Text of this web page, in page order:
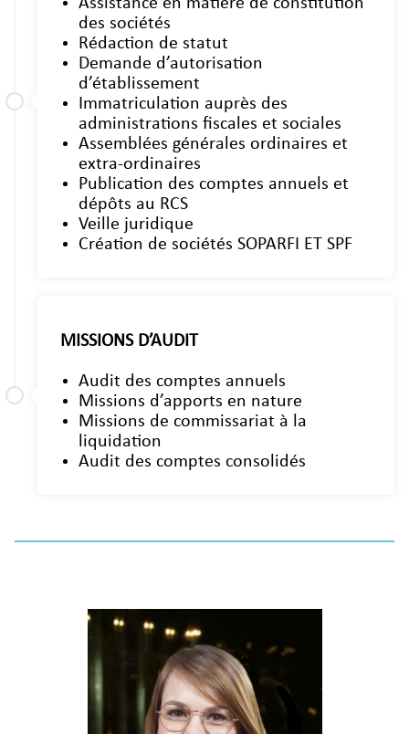
Assistance en matière de constitution
des sociétés
Rédaction de statut
Demande d’autorisation
d’établissement
Immatriculation auprès des
administrations fiscales et sociales
Assemblées générales ordinaires et
extra-ordinaires
Publication des comptes annuels et
dépôts au RCS
Veille juridique
Création de sociétés SOPARFI ET SPF
MISSIONS D’AUDIT
Audit des comptes annuels
Missions d’apports en nature
Missions de commissariat à la
liquidation
Audit des comptes consolidés